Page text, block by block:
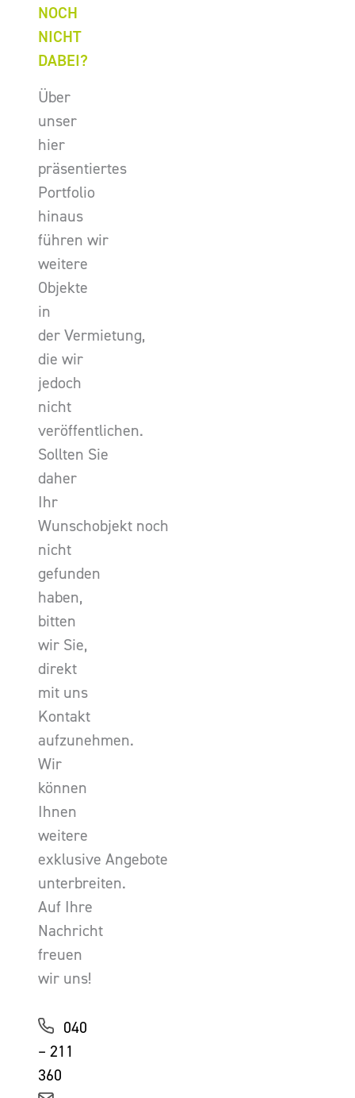
NOCH
NICHT
DABEI?
Über
unser
hier
präsentiertes
Portfolio
hinaus
führen wir
weitere
Objekte
in
der Vermietung,
die wir
jedoch
nicht
veröffentlichen.
Sollten Sie
daher
Ihr
Wunschobjekt noch
nicht
gefunden
haben,
bitten
wir Sie,
direkt
mit uns
Kontakt
aufzunehmen.
Wir
können
Ihnen
weitere
exklusive Angebote
unterbreiten.
Auf Ihre
Nachricht
freuen
wir uns!
040
– 211
360